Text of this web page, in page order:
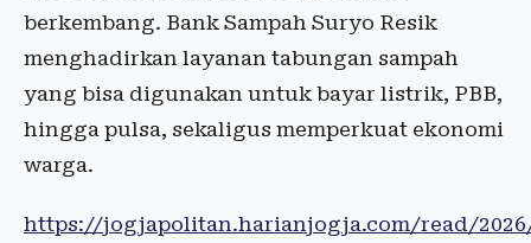
berkembang. Bank Sampah Suryo Resik
menghadirkan layanan tabungan sampah
yang bisa digunakan untuk bayar listrik, PBB,
hingga pulsa, sekaligus memperkuat ekonomi
warga.
https://jogjapolitan.harianjogja.com/read/